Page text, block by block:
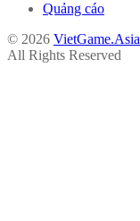
Quảng cáo
© 2026 VietGame.Asia
All Rights Reserved